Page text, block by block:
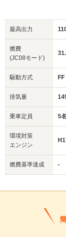
最高出力
燃費
(JC08モード)
駆動方式 FF
排気量
乗車定員 5名
環境対策
エンジン
燃費基準達成 -